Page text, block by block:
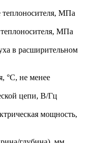
теплоносителя, МПа
МПа
в расширительном
°С, не менее
цепи, В/Гц
мощность,